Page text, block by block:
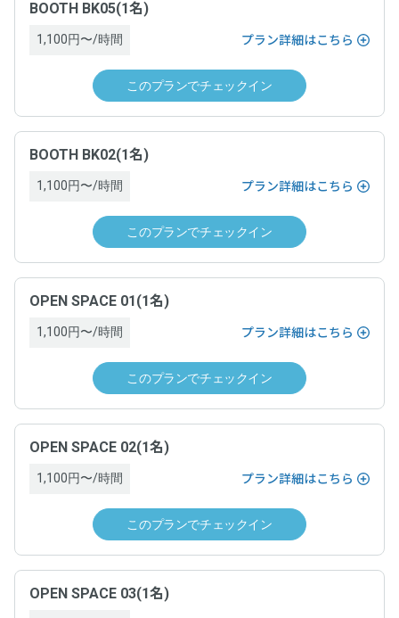
BOOTH BK05(1名)
1,100円〜/時間 プラン詳細はこちら
このプランでチェックイン
BOOTH BK02(1名)
1,100円〜/時間 プラン詳細はこちら
このプランでチェックイン
OPEN SPACE 01(1名)
1,100円〜/時間 プラン詳細はこちら
このプランでチェックイン
OPEN SPACE 02(1名)
1,100円〜/時間 プラン詳細はこちら
このプランでチェックイン
OPEN SPACE 03(1名)
・本プログラム特典は、弊社規定により特典付与対象外とす
る場合がございます。あらかじめご了承ください。
場合がございます。あらかじめご了承ください。
・付与される特典の利用有効期限は、マイページ内「ポイン
クレジットカード決済（VISA、Master、JCB、American
・チェックインの撤回はできません。
・チェックインの手続きが完了し、運営ホストとの間でドロ
ップイン契約が成立した場合は、原則としてキャンセルでき
ません。ドロップインを終了するためには、チェックアウト
の手続きを完了し、ドロップイン料金をお支払いいただく必
約及びワークスペース約款をご覧ください。
運営責任者名
「空箱byGMO」にお問い合わせ次第、遅延なく提供します。
電話番号
「空箱byGMO」にお問い合わせ次第、遅延なく提供します。
住所
チェックアウトの手続きが完了した時
キャンセルについて
・チェックインの手続きが完了し、運営ホストとの間でドロ
ません。ドロップインを終了するためには、チェックアウト
要があります。詳細は、ドロップインサービス利用ゲスト規
約及びワークスペース約款をご覧ください。
運営責任者名
「空箱byGMO」にお問い合わせ次第、遅延なく提供します。
「空箱byGMO」にお問い合わせ次第、遅延なく提供します。
契約条件